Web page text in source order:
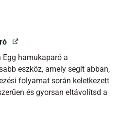
Egg hamukaparó a
eszköz, amely segít abban,
folyamat során keletkezett
és gyorsan eltávolítsd a